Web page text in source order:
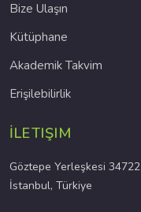
Bize Ulaşın
Kütüphane
Akademik Takvim
Erişilebilirlik
İLETIŞIM
Göztepe Yerleşkesi 34722
İstanbul, Türkiye